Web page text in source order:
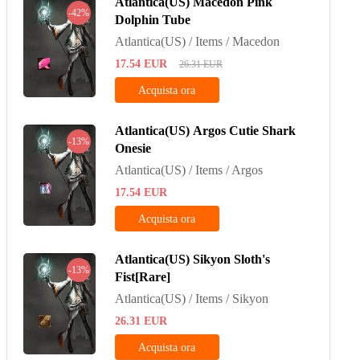
-42%
Dolphin Tube
Atlantica(US) / Items / Macedon
17.54 EUR 26.31 EUR
Acquista ora
-13%
Atlantica(US) Argos Cutie Shark
Onesie
Atlantica(US) / Items / Argos
17.54 EUR
Acquista ora
-13%
Atlantica(US) Sikyon Sloth's
Fist[Rare]
Atlantica(US) / Items / Sikyon
26.31 EUR
Acquista ora